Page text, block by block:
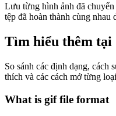
Lưu từng hình ảnh đã
tệp đã hoàn thành cùng nhau
Tìm hiểu thêm tại
So sánh các định dạng, cách
thích và các cách mở từng
What is gif file format